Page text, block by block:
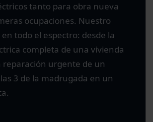
tanto para obra nueva
ocupaciones. Nuestro
todo el espectro: desde la
completa de una vivienda
reparación urgente de un
3 de la madrugada en un